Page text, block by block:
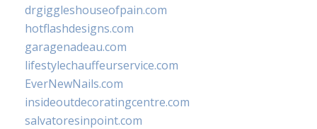
drgiggleshouseofpain.com
hotflashdesigns.com
garagenadeau.com
lifestylechauffeurservice.com
EverNewNails.com
insideoutdecoratingcentre.com
salvatoresinpoint.com